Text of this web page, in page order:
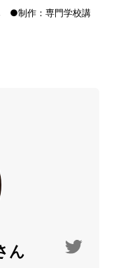
●制作：専門学校講
ん